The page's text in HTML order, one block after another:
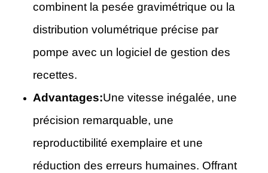
combinent la pesée gravimétrique ou la
distribution volumétrique précise par
pompe avec un logiciel de gestion des
recettes.
Advantages:Une vitesse inégalée, une
précision remarquable, une
reproductibilité exemplaire et une
réduction des erreurs humaines. Offrant